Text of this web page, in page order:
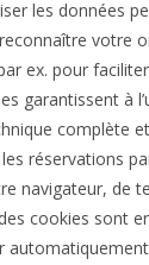
les données
votre
ex. pour
garantissent à
complète
réservations
navigateur, de
cookies sont